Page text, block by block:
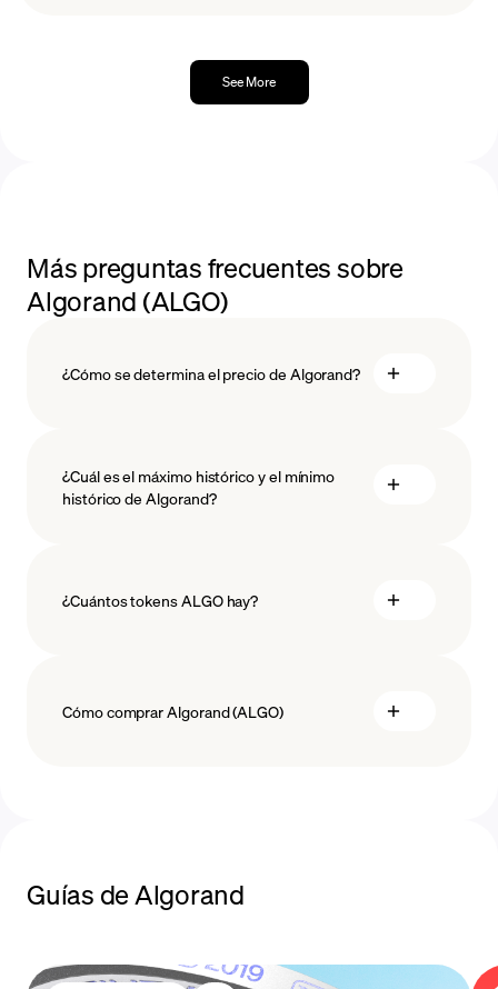
See More
Más preguntas frecuentes sobre
Algorand (ALGO)
¿Cómo se determina el precio de Algorand?
blockchain technology
¿Cuál es el máximo histórico y el mínimo
histórico de Algorand?
¿Cuántos tokens ALGO hay?
Cómo comprar Algorand (ALGO)
.
Guías de Algorand